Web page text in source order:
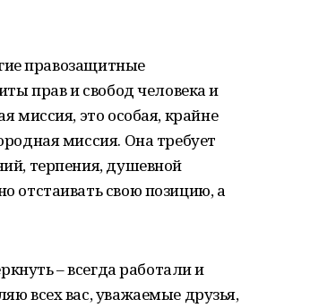
правозащитные
прав и свобод человека и
миссия, это особая, крайне
миссия. Она требует
терпения, душевной
отстаивать свою позицию, а
– всегда работали и
всех вас, уважаемые друзья,